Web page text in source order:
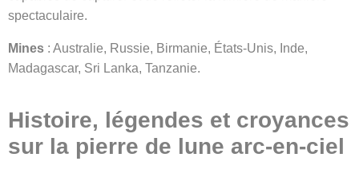
spectaculaire.
Mines : Australie, Russie, Birmanie, États-Unis, Inde,
Madagascar, Sri Lanka, Tanzanie.
Histoire, légendes et croyances
sur la pierre de lune arc-en-ciel